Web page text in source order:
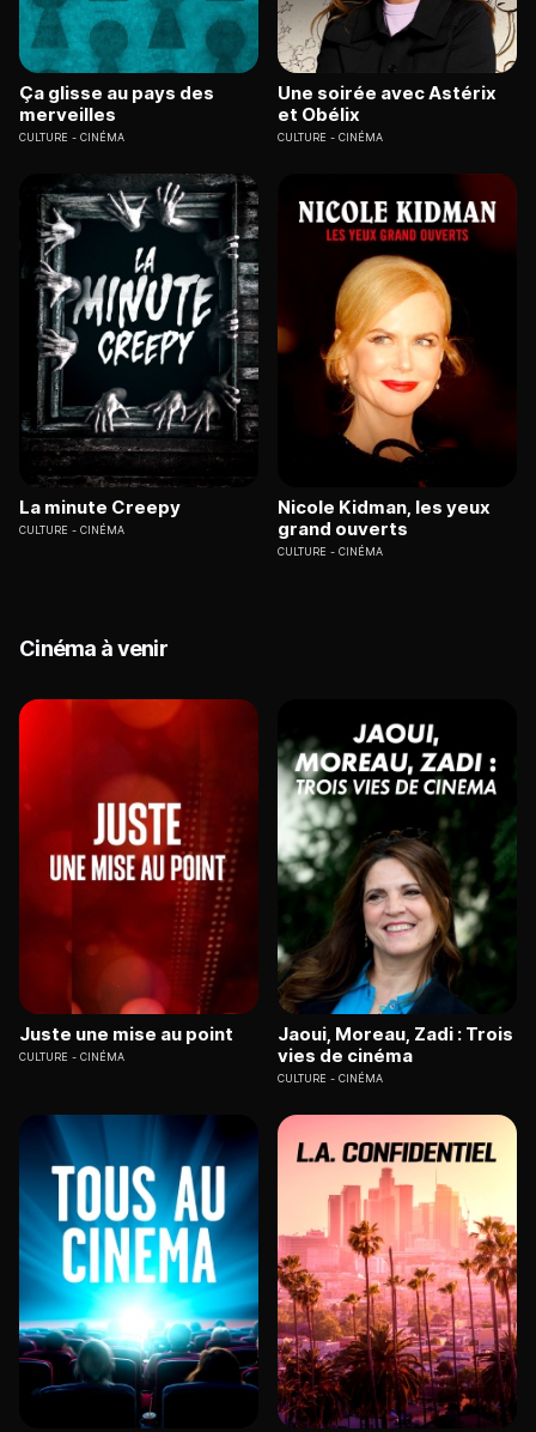
Ça glisse au pays des
merveilles
CULTURE CINÉMA
Une soirée avec Astérix
et Obélix
CULTURE CINÉMA
La minute Creepy
CULTURE CINÉMA
Nicole Kidman, les yeux
grand ouverts
CULTURE CINÉMA
Cinéma à venir
Juste une mise au point
CULTURE CINÉMA
Jaoui, Moreau, Zadi : Trois
vies de cinéma
CULTURE CINÉMA